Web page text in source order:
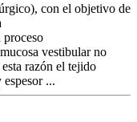
con el objetivo de
proceso
vestibular no
razón el tejido
...